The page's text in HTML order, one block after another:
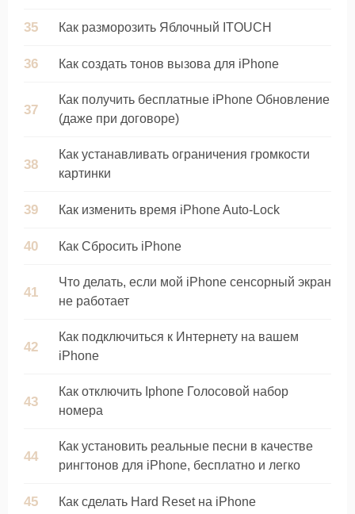
Как разморозить Яблочный ITOUCH
Как создать тонов вызова для iPhone
Как получить бесплатные iPhone Обновление
(даже при договоре)
Как устанавливать ограничения громкости
картинки
Как изменить время iPhone Auto-Lock
Как Сбросить iPhone
Что делать, если мой iPhone сенсорный экран
не работает
Как подключиться к Интернету на вашем
iPhone
Как отключить Iphone Голосовой набор
номера
Как установить реальные песни в качестве
рингтонов для iPhone, бесплатно и легко
Как сделать Hard Reset на iPhone